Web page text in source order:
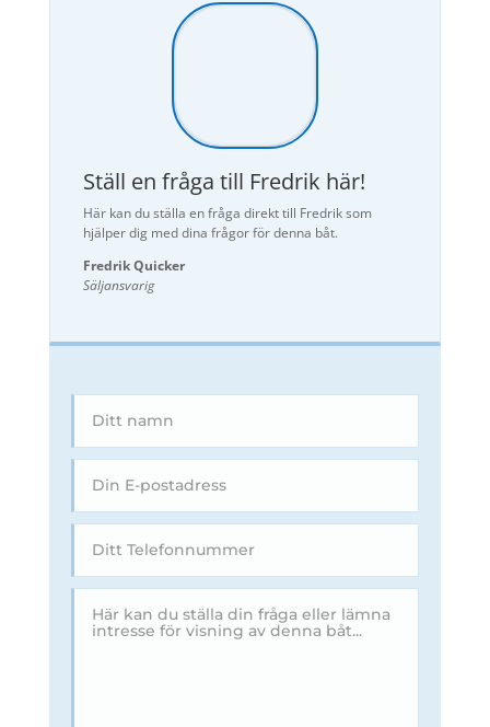
Ställ en fråga till Fredrik här!
Här kan du ställa en fråga direkt till Fredrik som
hjälper dig med dina frågor för denna båt.
Fredrik Quicker
Säljansvarig